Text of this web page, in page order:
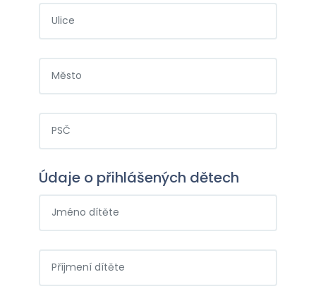
Údaje o přihlášených dětech